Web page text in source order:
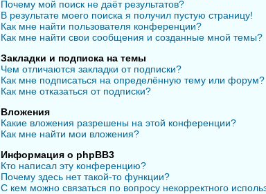
Почему мой поиск не даёт результатов?
В результате моего поиска я получил пустую страницу!
Как мне найти пользователя конференции?
Как мне найти свои сообщения и созданные мной темы?
Закладки и подписка на темы
Чем отличаются закладки от подписки?
Как мне подписаться на определённую тему или форум?
Как мне отказаться от подписки?
Вложения
Какие вложения разрешены на этой конференции?
Как мне найти мои вложения?
Информация о phpBB3
Кто написал эту конференцию?
Почему здесь нет такой-то функции?
С кем можно связаться по вопросу некорректного